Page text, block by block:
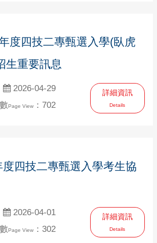
度四技二專甄選入學(臥虎
生重要訊息
2026-04-29
Page View：702
詳細資訊
Details
度四技二專甄選入學考生協
2026-04-01
Page View：302
詳細資訊
Details